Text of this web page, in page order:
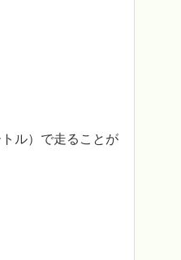
ル）で走ることが